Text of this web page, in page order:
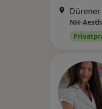
Dürener